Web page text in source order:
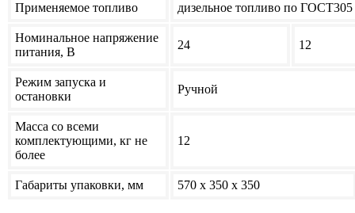
Применяемое топливо дизельное топливо по ГОСТ305
Номинальное напряжение
питания, В
24 12
Режим запуска и
остановки
Ручной
Масса со всеми
комплектующими, кг не
более
12
Габариты упаковки, мм 570 х 350 х 350